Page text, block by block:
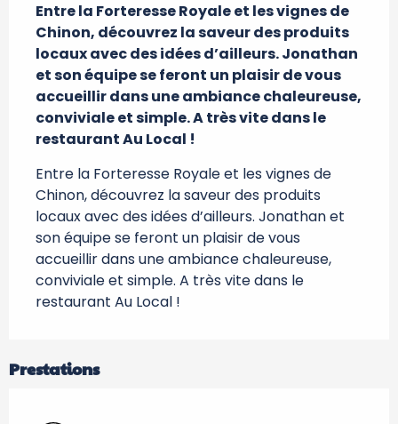
Entre la Forteresse Royale et les vignes de
Chinon, découvrez la saveur des produits
locaux avec des idées d’ailleurs. Jonathan
et son équipe se feront un plaisir de vous
accueillir dans une ambiance chaleureuse,
conviviale et simple. A très vite dans le
restaurant Au Local !
Entre la Forteresse Royale et les vignes de
Chinon, découvrez la saveur des produits
locaux avec des idées d’ailleurs. Jonathan et
son équipe se feront un plaisir de vous
accueillir dans une ambiance chaleureuse,
conviviale et simple. A très vite dans le
restaurant Au Local !
Prestations